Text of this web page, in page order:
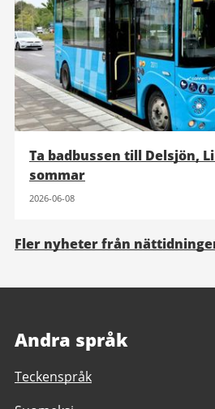
Ta badbussen till Delsjön,
sommar
2026-06-08
Fler nyheter från
Andra språk
Teckenspråk